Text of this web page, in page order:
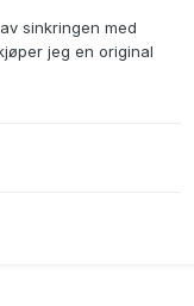
sinkringen med
jeg en original